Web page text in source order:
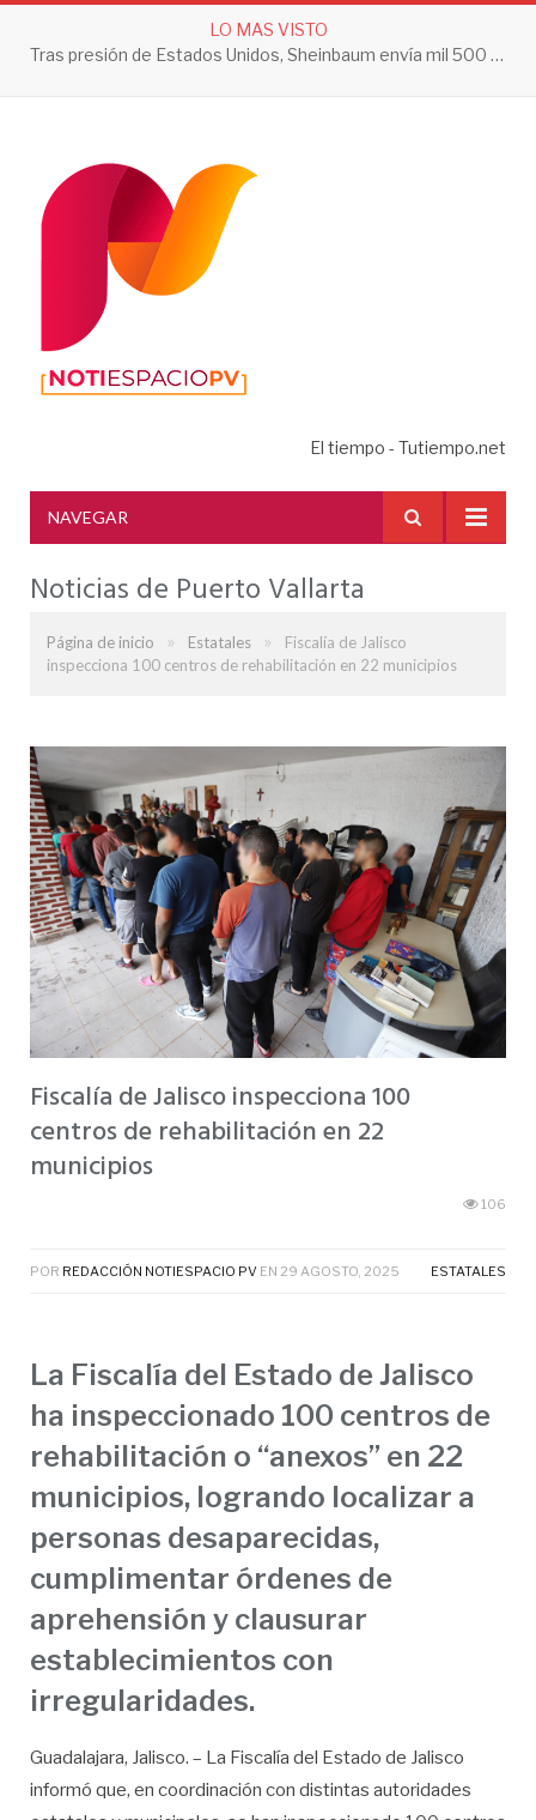
LO MAS VISTO
Tras presión de Estados Unidos, Sheinbaum envía mil 500 soldados a Michoacán
El tiempo - Tutiempo.net
NAVEGAR
Noticias de Puerto Vallarta
Página de inicio » Estatales »
Fiscalía de Jalisco
inspecciona 100 centros de rehabilitación en 22 municipios
Fiscalía de Jalisco inspecciona 100
centros de rehabilitación en 22
municipios
106
POR REDACCIÓN NOTIESPACIO PV EN 29 AGOSTO, 2025 ESTATALES
La Fiscalía del Estado de Jalisco
ha inspeccionado 100 centros de
rehabilitación o “anexos” en 22
municipios, logrando localizar a
personas desaparecidas,
cumplimentar órdenes de
aprehensión y clausurar
establecimientos con
irregularidades.
Guadalajara, Jalisco. – La Fiscalía del Estado de Jalisco
informó que, en coordinación con distintas autoridades